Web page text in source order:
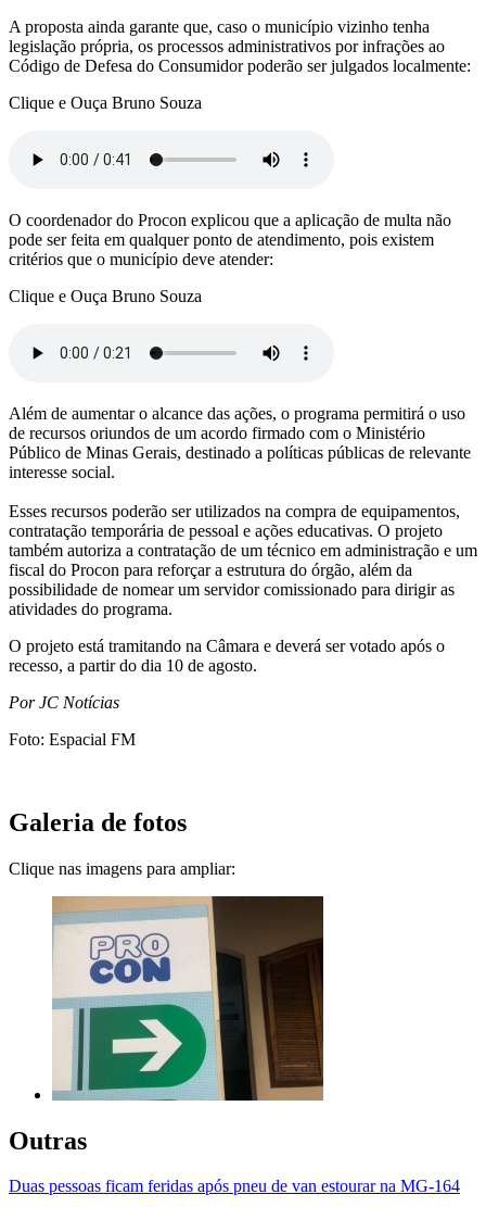
A proposta ainda garante que, caso o município vizinho tenha
legislação própria, os processos administrativos por infrações ao
Código de Defesa do Consumidor poderão ser julgados localmente:
Clique e Ouça Bruno Souza
O coordenador do Procon explicou que a aplicação de multa não
pode ser feita em qualquer ponto de atendimento, pois existem
critérios que o município deve atender:
Clique e Ouça Bruno Souza
Além de aumentar o alcance das ações, o programa permitirá o uso
de recursos oriundos de um acordo firmado com o Ministério
Público de Minas Gerais, destinado a políticas públicas de relevante
interesse social.
Esses recursos poderão ser utilizados na compra de equipamentos,
contratação temporária de pessoal e ações educativas. O projeto
também autoriza a contratação de um técnico em administração e um
fiscal do Procon para reforçar a estrutura do órgão, além da
possibilidade de nomear um servidor comissionado para dirigir as
atividades do programa.
O projeto está tramitando na Câmara e deverá ser votado após o
recesso, a partir do dia 10 de agosto.
Por JC Notícias
Foto: Espacial FM
Galeria de fotos
Clique nas imagens para ampliar:
Outras
Duas pessoas ficam feridas após pneu de van estourar na MG-164